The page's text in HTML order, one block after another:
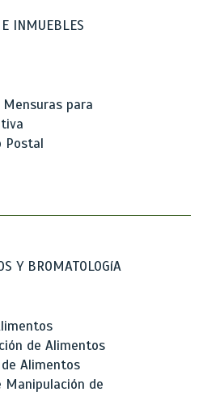
INMUEBLES
para
Postal
Y BROMATOLOGíA
de Alimentos
Alimentos
Manipulación de